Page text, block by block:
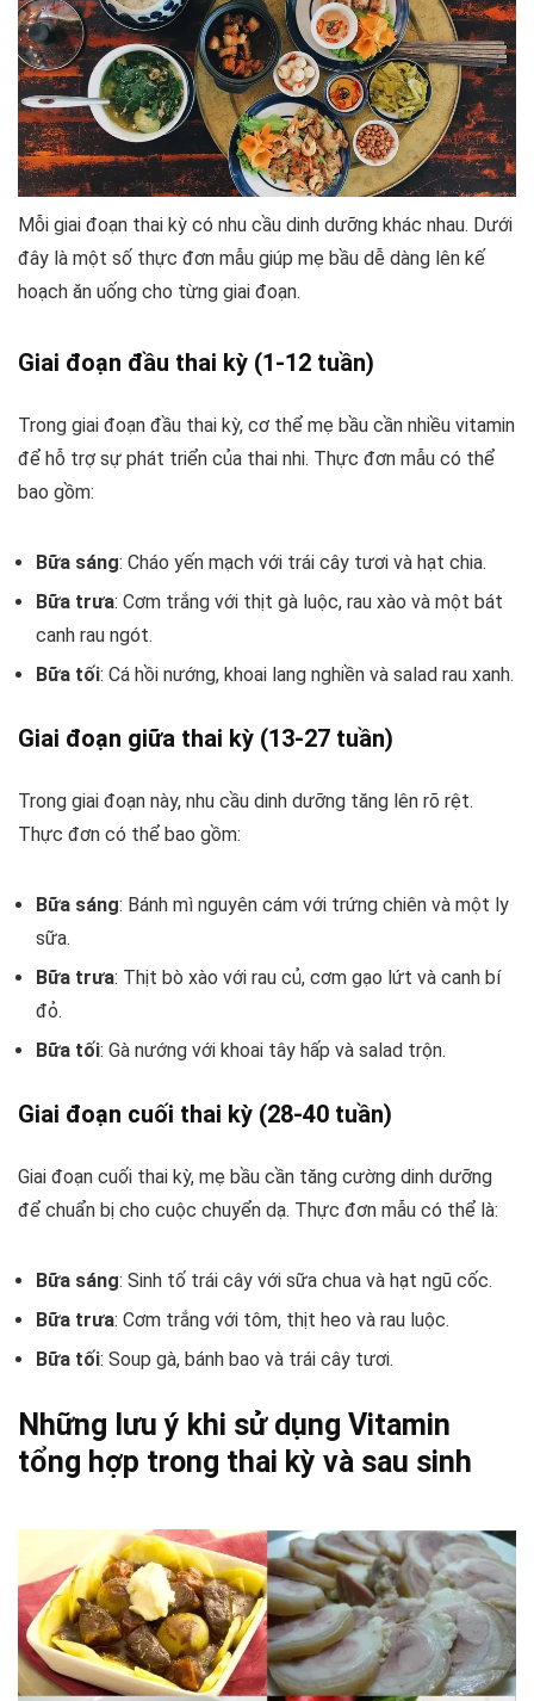
Mỗi giai đoạn thai kỳ có nhu cầu dinh dưỡng khác nhau. Dưới
đây là một số thực đơn mẫu giúp mẹ bầu dễ dàng lên kế
hoạch ăn uống cho từng giai đoạn.
Giai đoạn đầu thai kỳ (1-12 tuần)
Trong giai đoạn đầu thai kỳ, cơ thể mẹ bầu cần nhiều vitamin
để hỗ trợ sự phát triển của thai nhi. Thực đơn mẫu có thể
bao gồm:
Bữa sáng: Cháo yến mạch với trái cây tươi và hạt chia.
Bữa trưa: Cơm trắng với thịt gà luộc, rau xào và một bát
canh rau ngót.
Bữa tối: Cá hồi nướng, khoai lang nghiền và salad rau xanh.
Giai đoạn giữa thai kỳ (13-27 tuần)
Trong giai đoạn này, nhu cầu dinh dưỡng tăng lên rõ rệt.
Thực đơn có thể bao gồm:
Bữa sáng: Bánh mì nguyên cám với trứng chiên và một ly
sữa.
Bữa trưa: Thịt bò xào với rau củ, cơm gạo lứt và canh bí
đỏ.
Bữa tối: Gà nướng với khoai tây hấp và salad trộn.
Giai đoạn cuối thai kỳ (28-40 tuần)
Giai đoạn cuối thai kỳ, mẹ bầu cần tăng cường dinh dưỡng
để chuẩn bị cho cuộc chuyển dạ. Thực đơn mẫu có thể là:
Bữa sáng: Sinh tố trái cây với sữa chua và hạt ngũ cốc.
Bữa trưa: Cơm trắng với tôm, thịt heo và rau luộc.
Bữa tối: Soup gà, bánh bao và trái cây tươi.
Những lưu ý khi sử dụng Vitamin
tổng hợp trong thai kỳ và sau sinh